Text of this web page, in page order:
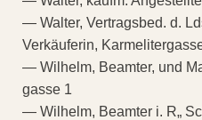
— Walter, Vertragsbed. d.
Verkäuferin,
— Wilhelm, Beamter, und
gasse 1
— Wilhelm, Beamter i. R„